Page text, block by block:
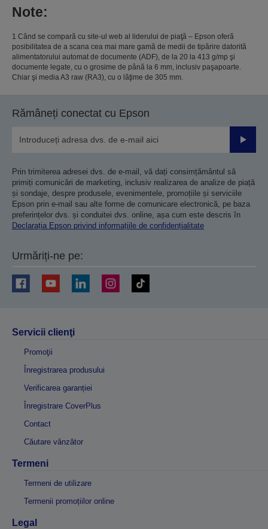
Note:
1 Când se compară cu site-ul web al liderului de piaţă – Epson oferă
posibilitatea de a scana cea mai mare gamă de medii de tipărire datorită
alimentatorului automat de documente (ADF), de la 20 la 413 g/mp şi
documente legate, cu o grosime de până la 6 mm, inclusiv paşapoarte.
Chiar şi media A3 raw (RA3), cu o lăţime de 305 mm.
Rămâneți conectat cu Epson
Prin trimiterea adresei dvs. de e-mail, vă dați consimțământul să
primiți comunicări de marketing, inclusiv realizarea de analize de piață
și sondaje, despre produsele, evenimentele, promoțiile și serviciile
Epson prin e-mail sau alte forme de comunicare electronică, pe baza
preferințelor dvs. și conduitei dvs. online, așa cum este descris în
Declarația Epson privind informațiile de confidențialitate
Urmăriți-ne pe:
Servicii clienţi
Promoţii
Înregistrarea produsului
Verificarea garanției
Înregistrare CoverPlus
Contact
Căutare vânzător
Termeni
Termeni de utilizare
Termenii promoțiilor online
Legal